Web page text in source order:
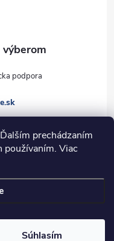
prechádzaním
používaním. Viac
Súhlasím
práva vyhradené.